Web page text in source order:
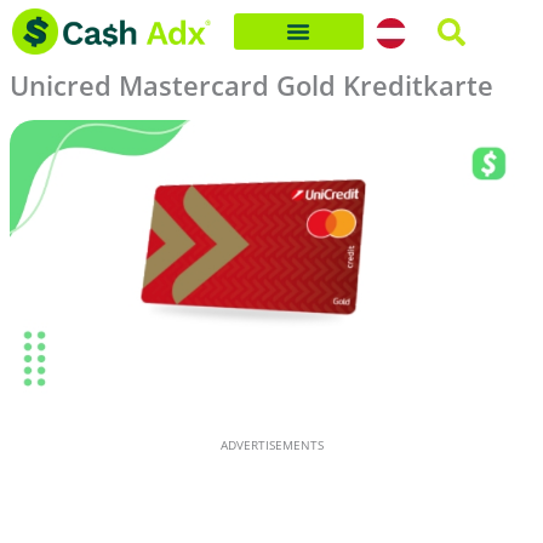
Skip
content
Unicred Mastercard Gold Kreditkarte
ADVERTISEMENTS